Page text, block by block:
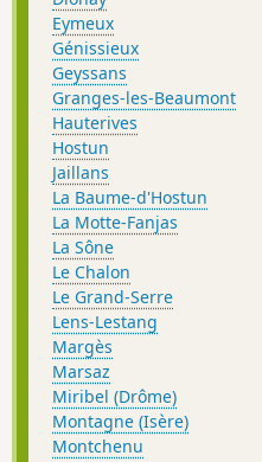
Eymeux
Génissieux
Geyssans
Granges-les-Beaumont
Hauterives
Hostun
Jaillans
La Baume-d'Hostun
La Motte-Fanjas
La Sône
Le Chalon
Le Grand-Serre
Lens-Lestang
Margès
Marsaz
Miribel (Drôme)
Montagne (Isère)
Montchenu